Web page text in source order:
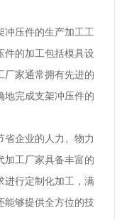
冲压件的生产加工工
件的加工包括模具设
厂家通常拥有先进的
地完成支架冲压件的
省企业的人力、物力
加工厂家具备丰富的
进行定制化加工，满
能够提供全方位的技